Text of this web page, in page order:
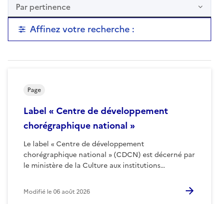
Par pertinence
Affinez votre recherche :
Label « Centre de développement
chorégraphique national »
Le label « Centre de développement
chorégraphique national » (CDCN) est décerné par
le ministère de la Culture aux institutions…
Page
Modifié le06 août 2026